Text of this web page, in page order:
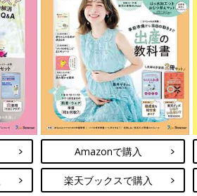
Amazonで購入
楽天ブックスで購入